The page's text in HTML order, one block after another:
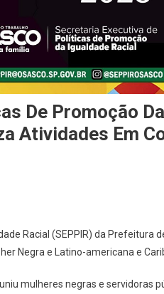
De Promoção
Atividades Em
On
Executiva
De
De
Racial (SEPPIR) da Prefeitura
Negra e Latino-americana e
mulheres negras e servidoras